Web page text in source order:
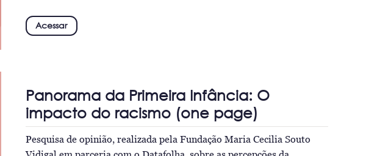
Acessar
Panorama da Primeira Infância: O
impacto do racismo (one page)
Pesquisa de opinião, realizada pela Fundação Maria Cecilia Souto